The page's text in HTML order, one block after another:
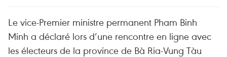
Le vice-Premier ministre permanent Pham Binh
Minh a déclaré lors d’une rencontre en ligne avec
les électeurs de la province de Bà Ria-Vung Tàu